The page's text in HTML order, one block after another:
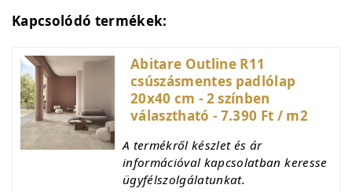
Kapcsolódó termékek:
Abitare Outline R11
csúszásmentes padlólap
20x40 cm - 2 színben
választható - 7.390 Ft / m2
A termékről készlet és ár
információval kapcsolatban keresse
ügyfélszolgálatunkat.